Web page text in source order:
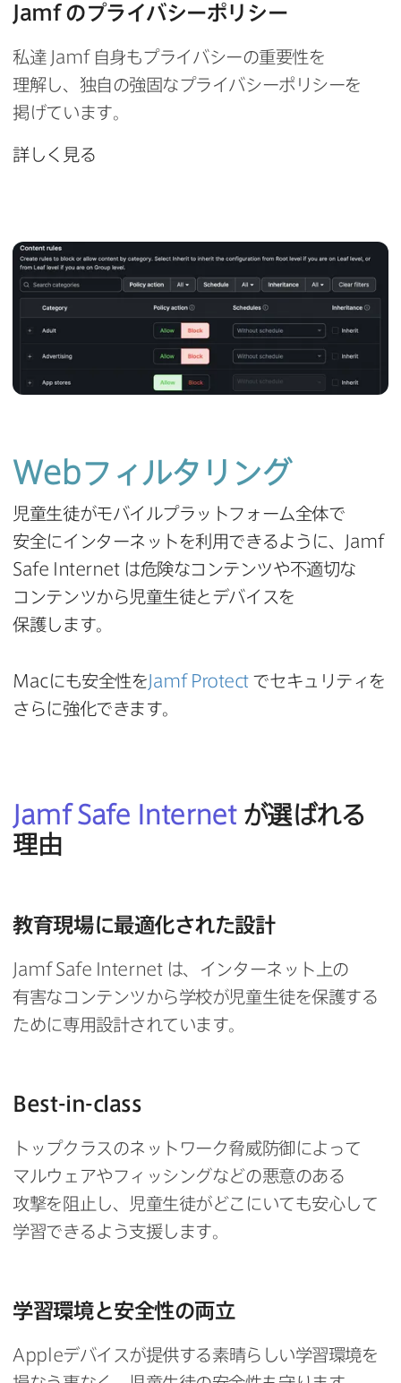
Jamf の​プライバシーポリシー
私達Jamf 自身も​プライバシーの​重要性を​
理解し、​独自の​強固な​プライバシーポリシーを​
掲げています。
詳しく​見る
Webフィルタリング
児童生徒が​モバイルプラットフォーム全体で​
安全に​インターネットを​利用できるように、
Jamf
Safe Internet は​危険な​コンテンツや​不適切な​
コンテンツから​児童生徒と​デバイスを​
保護します。
Macにも​安全性を Jamf Protect で​セキュリティを​
さらに​強化できます。
Jamf Safe Internet が​選ばれる​
理由
教育現場に​最適化された​設計
Jamf Safe Internet は、​インターネット上の​
有害な​コンテンツから​学校が​児童生徒を​保護する​
ために​専用設計されています。
Best-in-class
トップクラスの​ネットワーク脅威防御に​よって​
マルウェアや​フィッシングなどの​悪意の​ある​
攻撃を​阻止し、​児童生徒が​どこに​いても​安心して​
学習できるよう​支援します。
学習環境と​安全性の​両立
Appleデバイスが​提供する​素晴らしい​学習環境を​